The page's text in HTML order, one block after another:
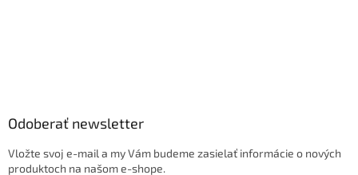
Odoberať newsletter
Vložte svoj e-mail a my Vám budeme zasielať informácie o nových
produktoch na našom e-shope.